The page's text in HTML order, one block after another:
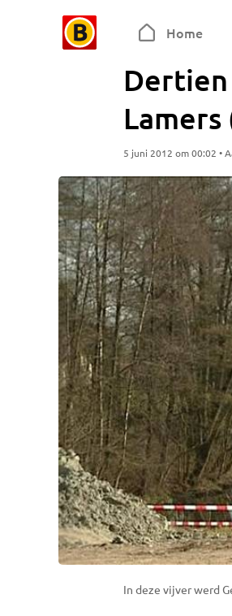
Home
5 juni 2012 om 00:02 •
In deze vijver werd